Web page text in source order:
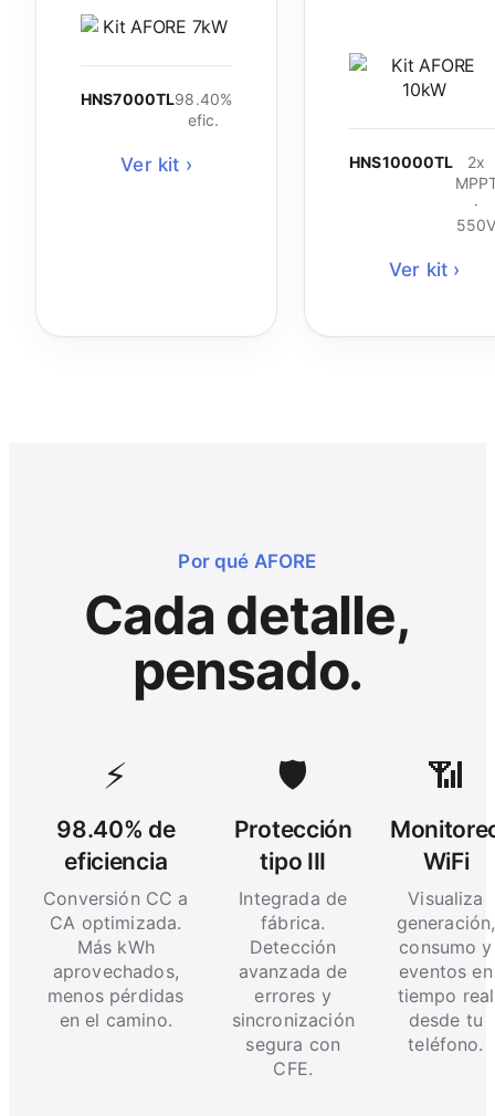
HNS7000TL98.40%
efic.
Ver kit › HNS10000TL
2x
·
Ver kit ›
Por qué AFORE
Cada detalle,
pensado.
⚡
98.40% de
eficiencia
Conversión CC a
CA optimizada.
Más kWh
aprovechados,
menos pérdidas
en el camino.
🛡️
Protección
tipo III
Integrada de
fábrica.
Detección
avanzada de
errores y
sincronización
segura con
CFE.
📶
WiFi
Visualiza
generación,
consumo y
eventos en
tiempo real
desde tu
teléfono.